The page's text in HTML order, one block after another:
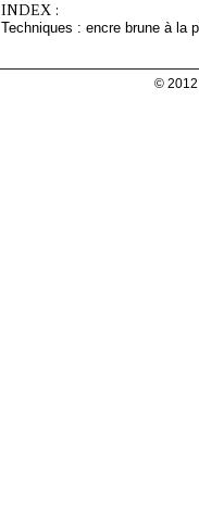
INDEX :
Techniques : encre brune à la
© 2012